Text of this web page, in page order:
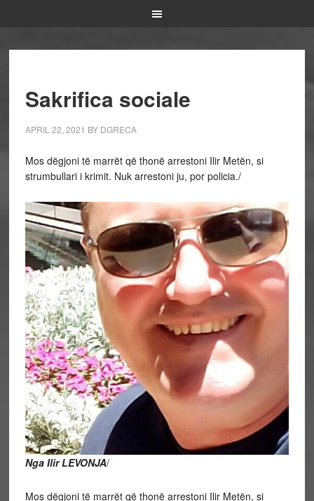
Sakrifica sociale
APRIL 22, 2021 BY DGRECA
Mos dëgjoni të marrët që thonë arrestoni Ilir Metën, si
strumbullari i krimit. Nuk arrestoni ju, por policia./
Nga Ilir LEVONJA/
Mos dëgjoni të marrët që thonë arrestoni Ilir Metën, si